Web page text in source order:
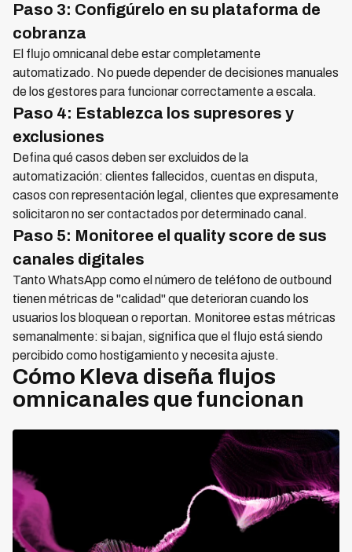
Paso 3: Configúrelo en su plataforma de
cobranza
El flujo omnicanal debe estar completamente
automatizado. No puede depender de decisiones manuales
de los gestores para funcionar correctamente a escala.
Paso 4: Establezca los supresores y
exclusiones
Defina qué casos deben ser excluidos de la
automatización: clientes fallecidos, cuentas en disputa,
casos con representación legal, clientes que expresamente
solicitaron no ser contactados por determinado canal.
Paso 5: Monitoree el quality score de sus
canales digitales
Tanto WhatsApp como el número de teléfono de outbound
tienen métricas de "calidad" que deterioran cuando los
usuarios los bloquean o reportan. Monitoree estas métricas
semanalmente: si bajan, significa que el flujo está siendo
percibido como hostigamiento y necesita ajuste.
Cómo Kleva diseña flujos
omnicanales que funcionan